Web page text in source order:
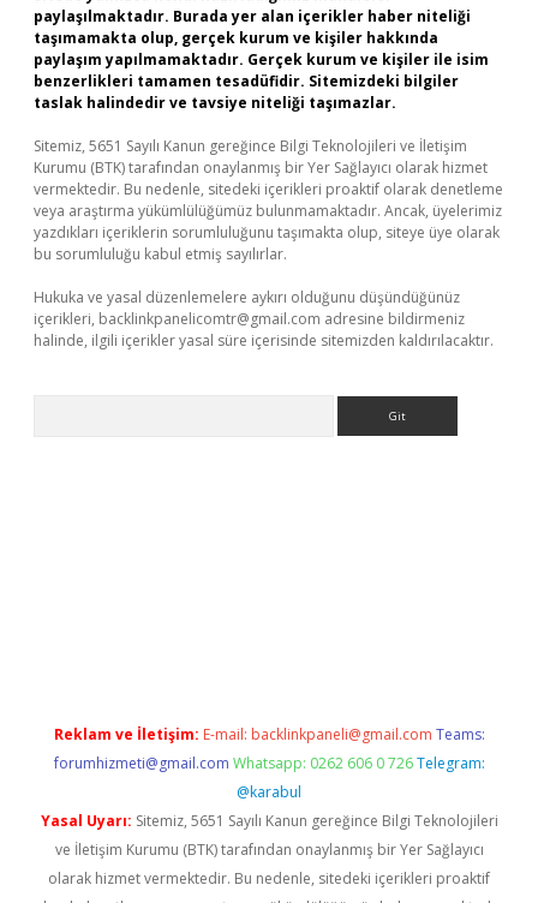
paylaşılmaktadır. Burada yer alan içerikler haber niteliği
taşımamakta olup, gerçek kurum ve kişiler hakkında
paylaşım yapılmamaktadır. Gerçek kurum ve kişiler ile isim
benzerlikleri tamamen tesadüfidir. Sitemizdeki bilgiler
taslak halindedir ve tavsiye niteliği taşımazlar.
Sitemiz, 5651 Sayılı Kanun gereğince Bilgi Teknolojileri ve İletişim
Kurumu (BTK) tarafından onaylanmış bir Yer Sağlayıcı olarak hizmet
vermektedir. Bu nedenle, sitedeki içerikleri proaktif olarak denetleme
veya araştırma yükümlülüğümüz bulunmamaktadır. Ancak, üyelerimiz
yazdıkları içeriklerin sorumluluğunu taşımakta olup, siteye üye olarak
bu sorumluluğu kabul etmiş sayılırlar.
Hukuka ve yasal düzenlemelere aykırı olduğunu düşündüğünüz
içerikleri, backlinkpanelicomtr@gmail.com adresine bildirmeniz
halinde, ilgili içerikler yasal süre içerisinde sitemizden kaldırılacaktır.
Reklam ve İletişim: E-mail: backlinkpaneli@gmail.com Teams:
forumhizmeti@gmail.com Whatsapp: 0262 606 0 726 Telegram:
@karabul
Yasal Uyarı: Sitemiz, 5651 Sayılı Kanun gereğince Bilgi Teknolojileri
ve İletişim Kurumu (BTK) tarafından onaylanmış bir Yer Sağlayıcı
olarak hizmet vermektedir. Bu nedenle, sitedeki içerikleri proaktif